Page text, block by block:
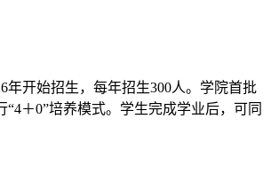
开始招生，每年招生300人。学院首批
＋0”培养模式。学生完成学业后，可同